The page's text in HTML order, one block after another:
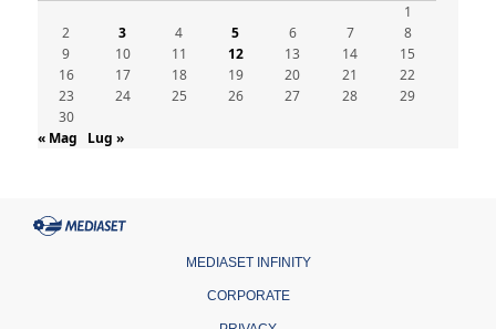
1
2
3 4 5 6 7
8
9
10 11 12 13 14
15
16
17 18 19 20 21
22
23
24 25 26 27 28
29
30
« Mag
Lug »
MEDIASET INFINITY
CORPORATE